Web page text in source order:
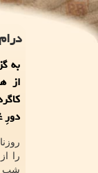
به
از
دورِ
را
شب